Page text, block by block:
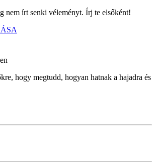
nem írt senki véleményt. Írj te elsőként!
hogy megtudd, hogyan hatnak a hajadra és